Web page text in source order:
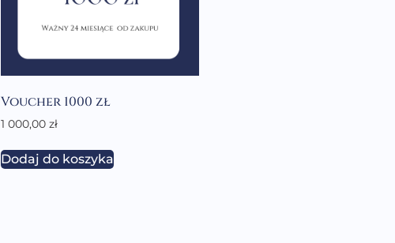
Voucher 1000 zł
1 000,00 zł
Dodaj do koszyka